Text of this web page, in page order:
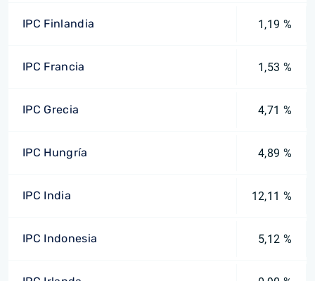
IPC Finlandia 1,19 %
IPC Francia 1,53 %
IPC Grecia 4,71 %
IPC Hungría 4,89 %
IPC India 12,11 %
IPC Indonesia 5,12 %